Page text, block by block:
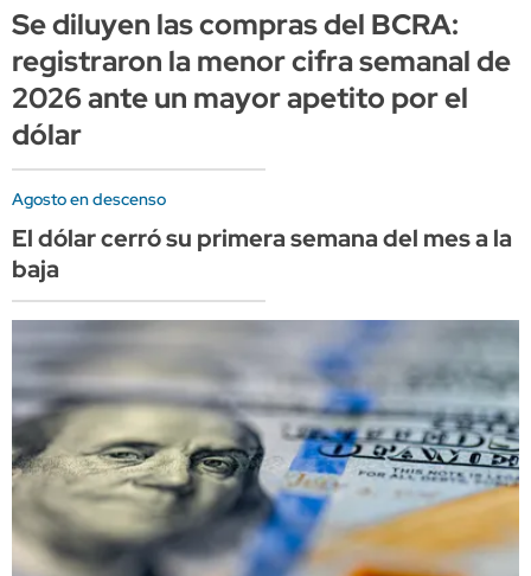
Se diluyen las compras del BCRA:
registraron la menor cifra semanal de
2026 ante un mayor apetito por el
dólar
Agosto en descenso
El dólar cerró su primera semana del mes a la
baja